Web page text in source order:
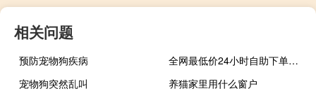
相关问题
预防宠物狗疾病
全网最低价24小时自助下单平台ks - 拼多多出评补单软件_低价秒刷qq空间说说赞网站
宠物狗突然乱叫
养猫家里用什么窗户